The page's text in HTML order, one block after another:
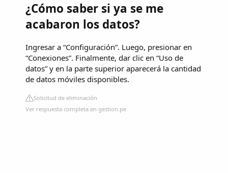
¿Cómo saber si ya se me
acabaron los datos?
Ingresar a “Configuración”. Luego, presionar en
“Conexiones”. Finalmente, dar clic en “Uso de
datos” y en la parte superior aparecerá la cantidad
de datos móviles disponibles.
Solicitud de eliminación
Ver respuesta completa en gestion.pe